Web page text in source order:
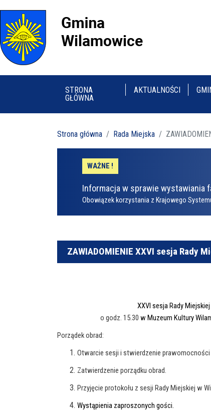
STRONA
GŁÓWNA
AKTUALNOŚCI
Strona główna Rada Miejska
WAŻNE !
Informacja w sprawie wystawiania
Obowiązek korzystania z Krajowego
ZAWIADOMIENIE XXVI sesja Rady
XXVI sesja Rady
o godz. 15.30 w Muzeum Kultury
Porządek obrad:
Otwarcie sesji i stwierdzenie prawomocności
Zatwierdzenie porządku obrad.
Przyjęcie protokołu z sesji Rady Miejskiej w
Wystąpienia zaproszonych gości.